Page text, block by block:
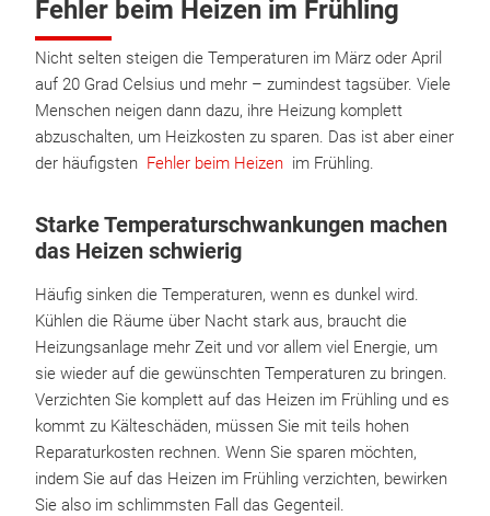
Fehler beim Heizen im Frühling
Nicht selten steigen die Temperaturen im März oder April
auf 20 Grad Celsius und mehr – zumindest tagsüber. Viele
Menschen neigen dann dazu, ihre Heizung komplett
abzuschalten, um Heizkosten zu sparen. Das ist aber einer
der häufigsten Fehler beim Heizen im Frühling.
Starke Temperaturschwankungen machen
das Heizen schwierig
Häufig sinken die Temperaturen, wenn es dunkel wird.
Kühlen die Räume über Nacht stark aus, braucht die
Heizungsanlage mehr Zeit und vor allem viel Energie, um
sie wieder auf die gewünschten Temperaturen zu bringen.
Verzichten Sie komplett auf das Heizen im Frühling und es
kommt zu Kälteschäden, müssen Sie mit teils hohen
Reparaturkosten rechnen. Wenn Sie sparen möchten,
indem Sie auf das Heizen im Frühling verzichten, bewirken
Sie also im schlimmsten Fall das Gegenteil.